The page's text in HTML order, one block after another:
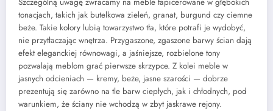
tonacjach, takich jak butelkowa zieleń, granat, burgund czy ciemne
beże. Takie kolory lubią towarzystwo tła, które potrafi je wydobyć,
nie przytłaczając wnętrza. Przygaszone, zgaszone barwy ścian dają
efekt eleganckiej równowagi, a jaśniejsze, rozbielone tony
pozwalają meblom grać pierwsze skrzypce. Z kolei meble w
jasnych odcieniach — kremy, beże, jasne szarości — dobrze
prezentują się zarówno na tle barw ciepłych, jak i chłodnych, pod
warunkiem, że ściany nie wchodzą w zbyt jaskrawe rejony.